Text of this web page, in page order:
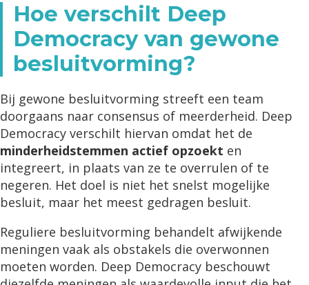
Hoe verschilt Deep
Democracy van gewone
besluitvorming?
Bij gewone besluitvorming streeft een team
doorgaans naar consensus of meerderheid. Deep
Democracy verschilt hiervan omdat het de
minderheidstemmen actief opzoekt en
integreert, in plaats van ze te overrulen of te
negeren. Het doel is niet het snelst mogelijke
besluit, maar het meest gedragen besluit.
Reguliere besluitvorming behandelt afwijkende
meningen vaak als obstakels die overwonnen
moeten worden. Deep Democracy beschouwt